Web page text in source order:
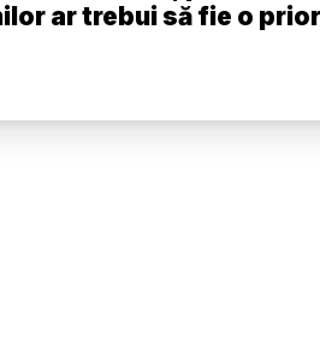
ar trebui să fie o